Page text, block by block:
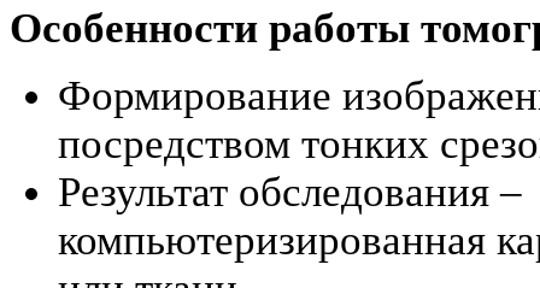
Особенности работы
Формирование
посредством тонких
Результат обследования –
компьютеризированная